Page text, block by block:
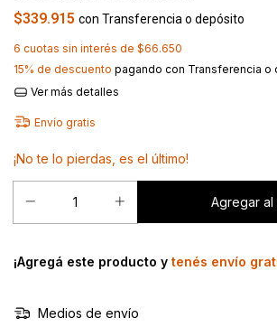
$339.915 con Transferencia o depósito
6 cuotas sin interés de $66.650
15% de descuento pagando con Transferencia o
Ver más detalles
Envío gratis
¡No te lo pierdas, es el último!
¡Agregá este producto y tenés envío
Medios de envío